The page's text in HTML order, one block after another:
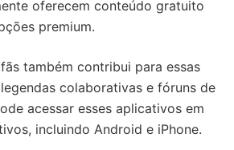
oferecem conteúdo gratuito
premium.
também contribui para essas
colaborativas e fóruns de
acessar esses aplicativos em
incluindo Android e iPhone.